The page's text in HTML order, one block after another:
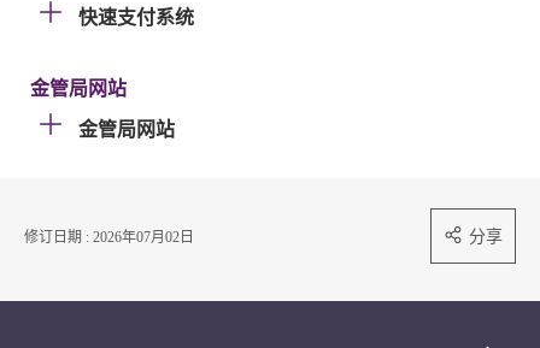
快速支付系统
金管局网站
金管局网站
修订日期 : 2026年07月02日 分享